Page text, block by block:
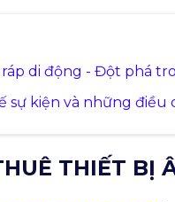
di động - Đột phá
sự kiện và những điều
THIẾT BỊ